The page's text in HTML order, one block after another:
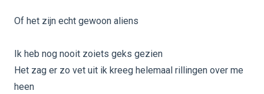
Of het zijn echt gewoon aliens
Ik heb nog nooit zoiets geks gezien
Het zag er zo vet uit ik kreeg helemaal rillingen over me
heen